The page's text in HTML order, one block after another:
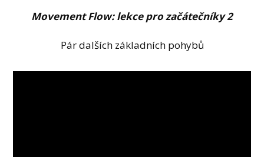
Movement Flow: lekce pro začátečníky 2
Pár dalších základních pohybů